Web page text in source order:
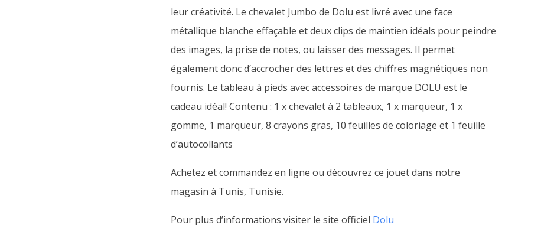
leur créativité. Le chevalet Jumbo de Dolu est livré avec une face
métallique blanche effaçable et deux clips de maintien idéals pour peindre
des images, la prise de notes, ou laisser des messages. Il permet
également donc d’accrocher des lettres et des chiffres magnétiques non
fournis. Le tableau à pieds avec accessoires de marque DOLU est le
cadeau idéal!Contenu : 1 x chevalet à 2 tableaux, 1 x marqueur, 1 x
gomme, 1 marqueur, 8 crayons gras, 10 feuilles de coloriage et 1 feuille
d’autocollants
Achetez et commandez en ligne ou découvrez ce jouet dans notre
magasin à Tunis, Tunisie.
Pour plus d’informations visiter le site officiel Dolu